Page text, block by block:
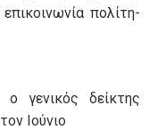
πολίτη-
γενικός δείκτης
Ιούνιο